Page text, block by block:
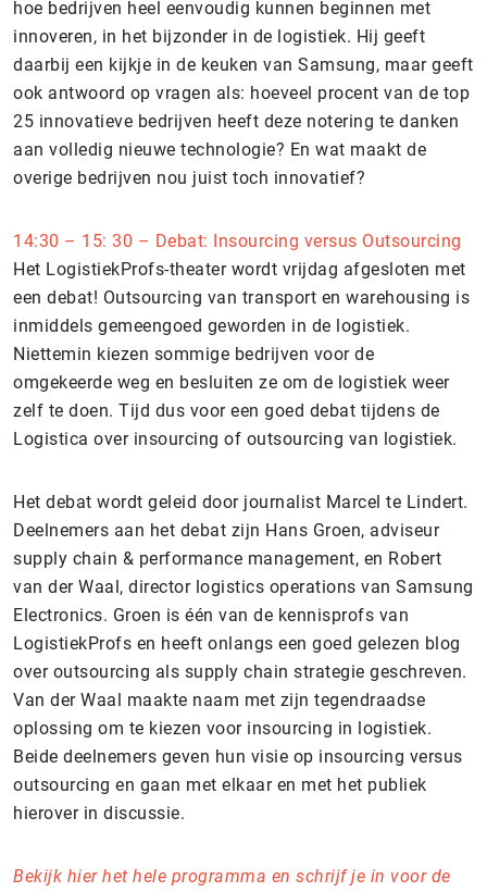
hoe bedrijven heel eenvoudig kunnen beginnen met
innoveren, in het bijzonder in de logistiek. Hij geeft
daarbij een kijkje in de keuken van Samsung, maar geeft
ook antwoord op vragen als: hoeveel procent van de top
25 innovatieve bedrijven heeft deze notering te danken
aan volledig nieuwe technologie? En wat maakt de
overige bedrijven nou juist toch innovatief?
14:30 – 15: 30 – Debat: Insourcing versus Outsourcing
Het LogistiekProfs-theater wordt vrijdag afgesloten met
een debat! Outsourcing van transport en warehousing is
inmiddels gemeengoed geworden in de logistiek.
Niettemin kiezen sommige bedrijven voor de
omgekeerde weg en besluiten ze om de logistiek weer
zelf te doen. Tijd dus voor een goed debat tijdens de
Logistica over insourcing of outsourcing van logistiek.
Het debat wordt geleid door journalist Marcel te Lindert.
Deelnemers aan het debat zijn Hans Groen, adviseur
supply chain & performance management, en Robert
van der Waal, director logistics operations van Samsung
Electronics. Groen is één van de kennisprofs van
LogistiekProfs en heeft onlangs een goed gelezen blog
over outsourcing als supply chain strategie geschreven.
Van der Waal maakte naam met zijn tegendraadse
oplossing om te kiezen voor insourcing in logistiek.
Beide deelnemers geven hun visie op insourcing versus
outsourcing en gaan met elkaar en met het publiek
hierover in discussie.
Bekijk hier het hele programma en schrijf je in voor de